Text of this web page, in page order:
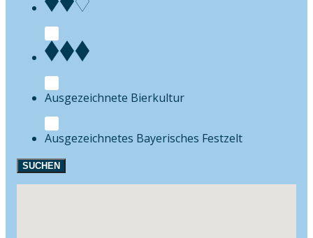
Bierkultur
Festzelt
SUCHEN